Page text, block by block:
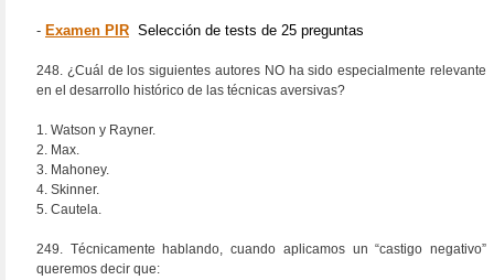
- Examen PIR Selección de tests de 25 preguntas
248. ¿Cuál de los siguientes autores NO ha sido especialmente relevante
en el desarrollo histórico de las técnicas aversivas?
1. Watson y Rayner.
2. Max.
3. Mahoney.
4. Skinner.
5. Cautela.
249. Técnicamente hablando, cuando aplicamos un “castigo negativo”
queremos decir que: